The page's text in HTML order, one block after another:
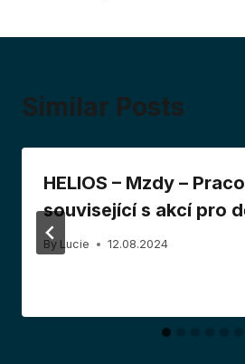
Similar Posts
HELIOS – Mzdy –
související s akcí pro
By Lucie 12.08.2024